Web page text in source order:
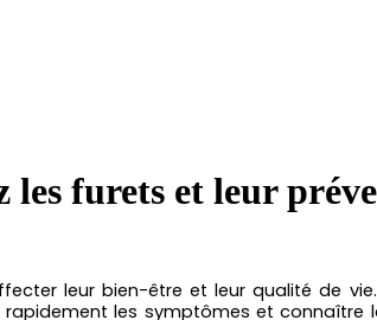
les furets et leur
leur bien-être et leur qualité de
les symptômes et